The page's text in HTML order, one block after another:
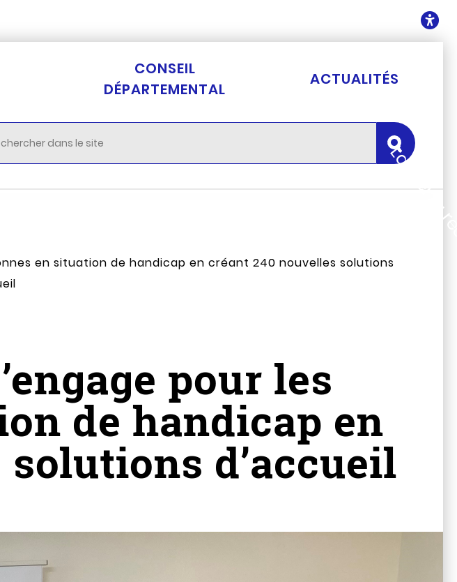
CONSEIL
DÉPARTEMENTAL
ACTUALITÉS
en situation de handicap en créant 240 nouvelles solutions
pour les
de handicap en
d’accueil